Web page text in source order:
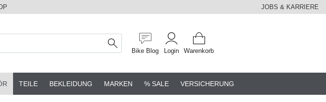
JOBS & KARRIERE
Bike Blog Login Warenkorb
TEILE BEKLEIDUNG MARKEN % SALE VERSICHERUNG